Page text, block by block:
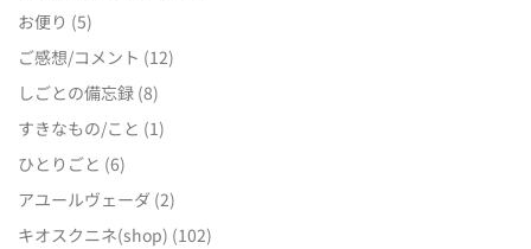
お便り (5)
ご感想/コメント (12)
しごとの備忘録 (8)
すきなもの/こと (1)
ひとりごと (6)
アユールヴェーダ (2)
キオスクニネ(shop) (102)